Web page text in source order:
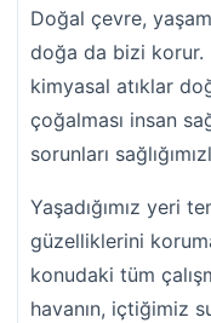
Doğal çevre,
doğa da bizi korur.
kimyasal atıklar
çoğalması insan
sorunları
Yaşadığımız yeri
güzelliklerini
konudaki tüm
havanın, içtiğimiz